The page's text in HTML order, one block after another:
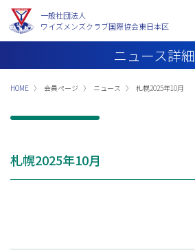
一般社団法人
ワイズメンズクラブ国際協会東日本区
ニュース詳細
HOME 会員ページ ニュース 札幌2025年10月
札幌2025年10月